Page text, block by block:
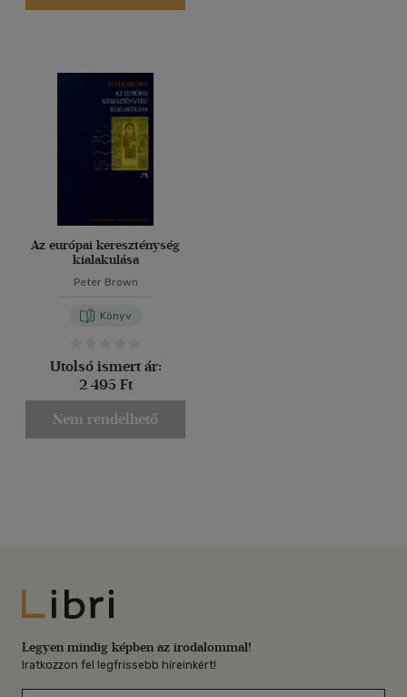
Az európai kereszténység
kialakulása
Peter Brown
Könyv
Utolsó ismert ár:
2 495 Ft
Nem rendelhető
Libri
Legyen mindig képben az irodalommal!
Iratkozzon fel legfrissebb híreinkért!